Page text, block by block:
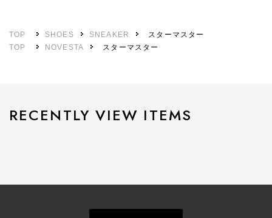
TOP SHOES SNEAKER
スターマスター
TOP
NOVESTA スターマスター
RECENTLY VIEW ITEMS